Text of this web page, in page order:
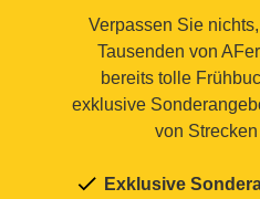
Verpassen Sie
Tausenden von
bereits tolle
exklusive
von
Exklusive